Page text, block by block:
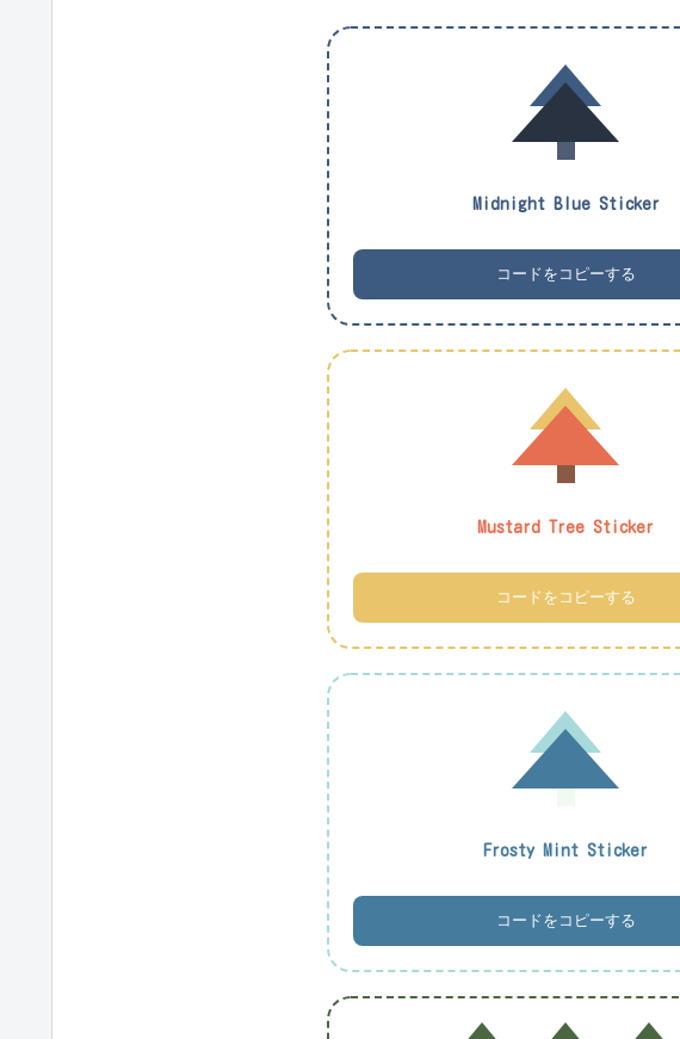
Midnight Blue Sticker
コードをコピーする
Mustard Tree Sticker
コードをコピーする
Frosty Mint Sticker
コードをコピーする